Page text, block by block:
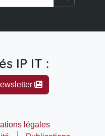
légales
Novus
BiCizCo